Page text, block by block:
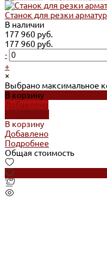
Станок для резки
В наличии
177 960 руб.
177 960 руб.
-
+
×
Выбрано максимальное
В корзину
Добавлено
В корзину
Добавлено
Подробнее
Общая стоимость